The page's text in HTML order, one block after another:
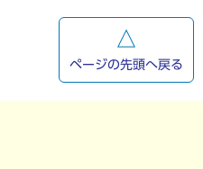
ページの先頭へ戻る